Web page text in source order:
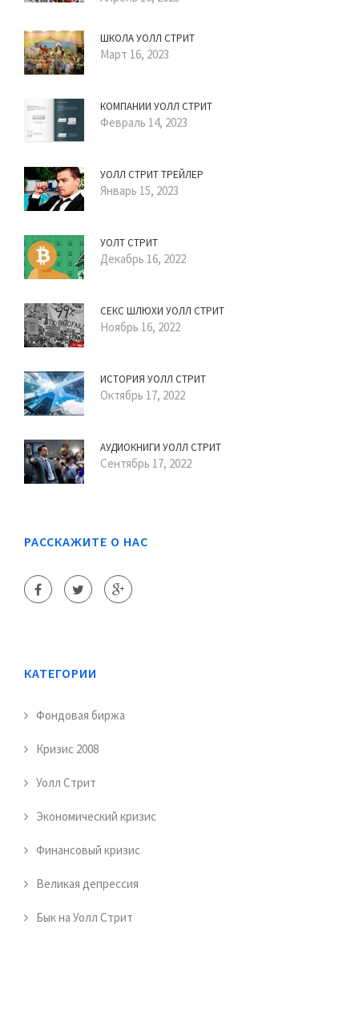
ШКОЛА УОЛЛ СТРИТ
Март 16, 2023
КОМПАНИИ УОЛЛ СТРИТ
Февраль 14, 2023
УОЛЛ СТРИТ ТРЕЙЛЕР
Январь 15, 2023
УОЛТ СТРИТ
Декабрь 16, 2022
СЕКС ШЛЮХИ УОЛЛ СТРИТ
Ноябрь 16, 2022
ИСТОРИЯ УОЛЛ СТРИТ
Октябрь 17, 2022
АУДИОКНИГИ УОЛЛ СТРИТ
Сентябрь 17, 2022
РАССКАЖИТЕ О НАС
КАТЕГОРИИ
Фондовая биржа
Кризис 2008
Уолл Стрит
Экономический кризис
Финансовый кризис
Великая депрессия
Бык на Уолл Стрит